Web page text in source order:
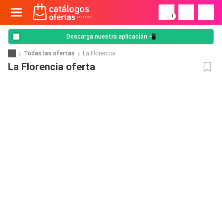
!
Descarga nuestra aplicación 📲
Todas las ofertas La Florencia
La Florencia oferta